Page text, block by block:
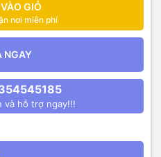
GIỎ
nơi miễn phí
NGAY
và hỗ trợ ngay!!!